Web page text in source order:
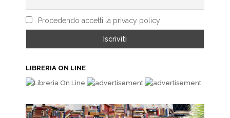
Procedendo accetti la privacy policy
LIBRERIA ON LINE